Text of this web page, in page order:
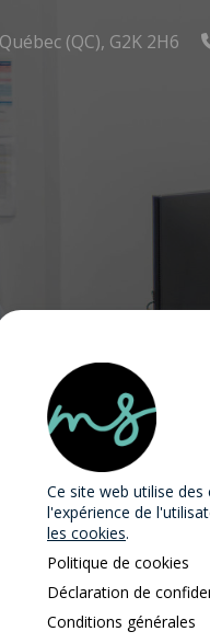
(QC), G2K 2H6
Ce site web utilise des
l'expérience de
les cookies.
Politique de cookies
Déclaration de
Conditions générales